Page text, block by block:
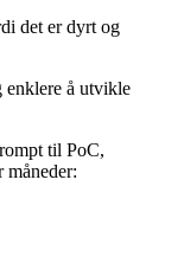
det er dyrt og
enklere å utvikle
til PoC,
måneder: